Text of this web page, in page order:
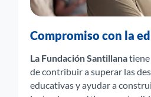
Compromiso con la
La Fundación Santillanatiene
de contribuir a superar las
educativas y ayudar a